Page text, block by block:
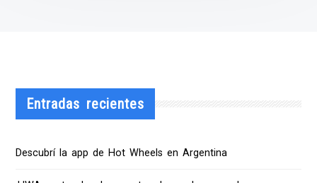
Entradas recientes
Descubrí la app de Hot Wheels en Argentina